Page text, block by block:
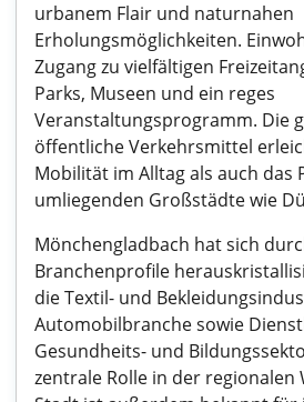
urbanem Flair und naturnahen
Erholungsmöglichkeiten.
Zugang zu vielfältigen
Parks, Museen und ein reges
Veranstaltungsprogramm. Die
öffentliche Verkehrsmittel
Mobilität im Alltag als auch das
umliegenden Großstädte wie
Mönchengladbach hat sich
Branchenprofile
die Textil- und
Automobilbranche sowie
Gesundheits- und
zentrale Rolle in der regionalen